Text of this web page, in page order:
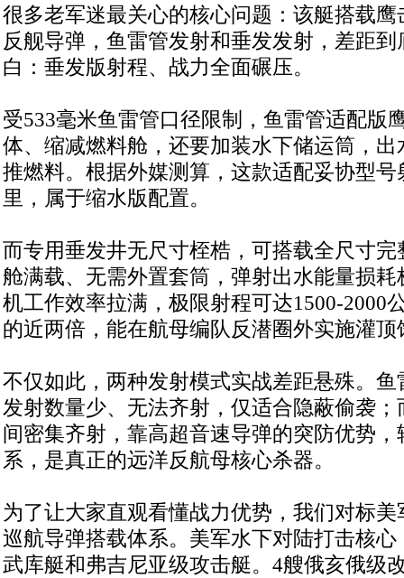
很多老军迷最关心的核心问题：该艇搭载
反舰导弹，鱼雷管发射和垂发发射，差距
白：垂发版射程、战力全面碾压。
受533毫米鱼雷管口径限制，鱼雷管适配版
体、缩减燃料舱，还要加装水下储运筒，
推燃料。根据外媒测算，这款适配妥协型号
里，属于缩水版配置。
而专用垂发井无尺寸桎梏，可搭载全尺寸
舱满载、无需外置套筒，弹射出水能量损
机工作效率拉满，极限射程可达1500-2000
的近两倍，能在航母编队反潜圈外实施灌顶
不仅如此，两种发射模式实战差距悬殊。
发射数量少、无法齐射，仅适合隐蔽偷袭
间密集齐射，靠高超音速导弹的突防优势
系，是真正的远洋反航母核心杀器。
为了让大家直观看懂战力优势，我们对标
巡航导弹搭载体系。美军水下对陆打击核
武库艇和弗吉尼亚级攻击艇。4艘俄亥俄级